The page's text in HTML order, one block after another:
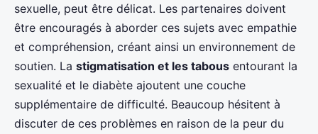
sexuelle, peut être délicat. Les partenaires doivent
être encouragés à aborder ces sujets avec empathie
et compréhension, créant ainsi un environnement de
soutien. La stigmatisation et les tabous entourant la
sexualité et le diabète ajoutent une couche
supplémentaire de difficulté. Beaucoup hésitent à
discuter de ces problèmes en raison de la peur du